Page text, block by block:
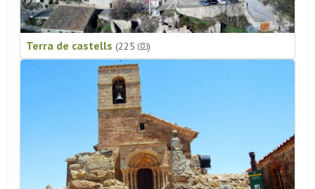
Terra de castells (225 )